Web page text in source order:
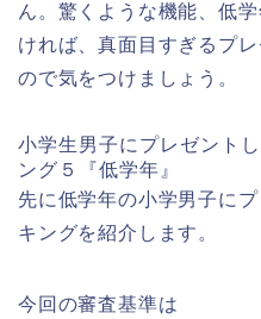
ん。驚くような機能、低
ければ、真面目すぎるプ
ので気をつけましょう。
小学生男子にプレゼ
ング５『低学年』
先に低学年の小学男子に
キングを紹介します。
今回の審査基準は